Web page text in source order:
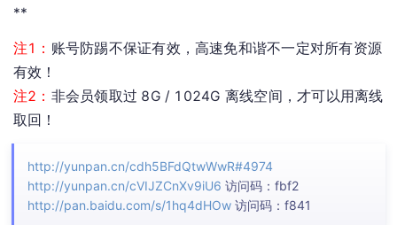
**
注1： 账号防踢不保证有效，高速免和谐不一定对所有资源
有效！
注2： 非会员领取过 8G / 1024G 离线空间，才可以用离线
取回！
http://yunpan.cn/cdh5BFdQtwWwR#4974
http://yunpan.cn/cVIJZCnXv9iU6 访问码：fbf2
http://pan.baidu.com/s/1hq4dHOw 访问码：f841